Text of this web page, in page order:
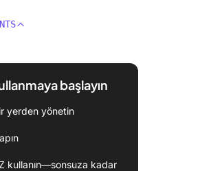
başlayın
yerden yönetin
kullanın—sonsuza kadar